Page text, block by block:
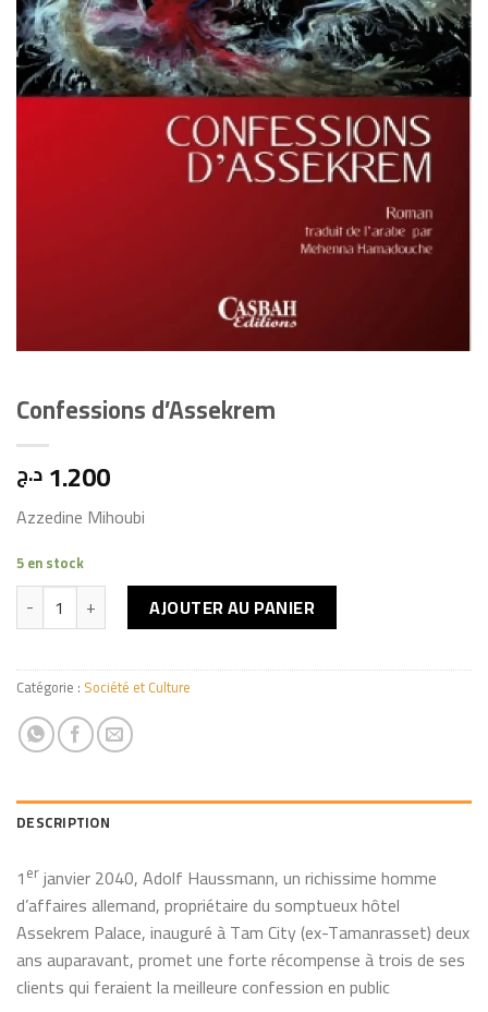
Confessions d’Assekrem
1.200 د.ج
Azzedine Mihoubi
5 en stock
quantité de Confessions d'Assekrem
AJOUTER AU PANIER
Catégorie : Société et Culture
DESCRIPTION
1erjanvier 2040, Adolf Haussmann, un richissime homme
d’affaires allemand, propriétaire du somptueux hôtel
Assekrem Palace, inauguré à Tam City (ex-Tamanrasset) deux
ans auparavant, promet une forte récompense à trois de ses
clients qui feraient la meilleure confession en public